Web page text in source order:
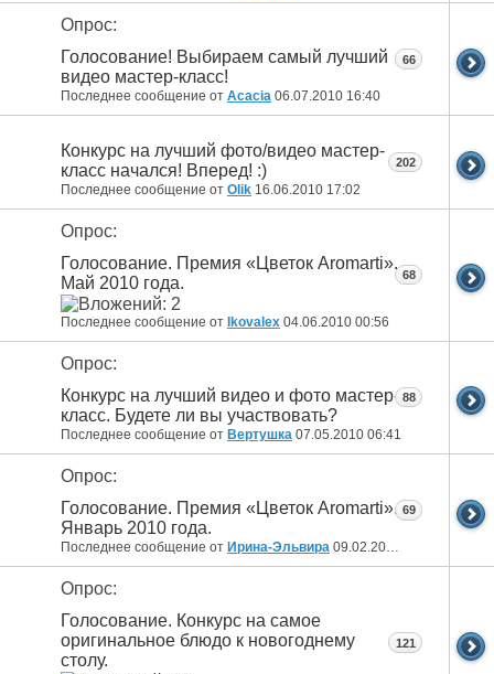
Опрос:
Голосование! Выбираем самый лучший
видео мастер-класс!
Последнее сообщение от Acacia 06.07.2010 16:40
66
Конкурс на лучший фото/видео мастер-
класс начался! Вперед! :)
Последнее сообщение от Olik 16.06.2010 17:02
202
Опрос:
Голосование. Премия «Цветок Aromarti».
Май 2010 года.
Последнее сообщение от Ikovalex 04.06.2010 00:56
68
Опрос:
Конкурс на лучший видео и фото мастер-
класс. Будете ли вы участвовать?
Последнее сообщение от Вертушка 07.05.2010 06:41
88
Опрос:
Голосование. Премия «Цветок Aromarti».
Январь 2010 года.
Последнее сообщение от Ирина-Эльвира 09.02.2010
69
Опрос:
Голосование. Конкурс на самое
оригинальное блюдо к новогоднему
столу.
121